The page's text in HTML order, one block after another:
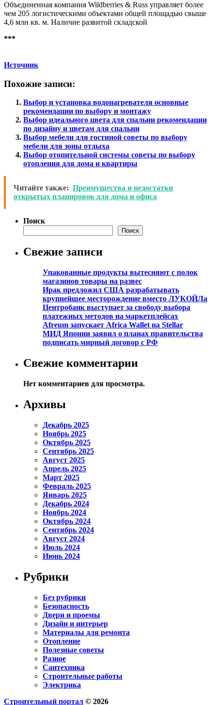
Объединенная компания Wildberries & Russ управляет более
чем 205 логистическими объектами общей площадью свыше
4,6 млн кв. м. Наличие развитой складской
***
Источник
Похожие записи:
Выбор и установка водонагревателя основные
рекомендации по выбору и монтажу
Выбор идеального цвета для спальни рекомендации
по дизайну и цветам для спальни
Выбор мебели для гостиной советы по выбору
мебели для зоны отдыха
Выбор отопительной системы советы по выбору
отопления для дома и квартиры
Читайте также: Преимущества и недостатки
открытых планировок для дома и офиса
Поиск
Поиск
Свежие записи
Упакованные продукты вытесняют с полок
магазинов товары на развес
Ирак предложил США разрабатывать
крупнейшее месторождение вместо ЛУКОЙЛа
Центробанк выступает за свободу выбора
платежных методов на маркетплейсах
Afreum запускает Africa Wallet на Stellar
МИД Японии заявил о планах правительства
подписать мирный договор с РФ
Свежие комментарии
Нет комментариев для просмотра.
Архивы
Декабрь 2025
Ноябрь 2025
Октябрь 2025
Сентябрь 2025
Август 2025
Апрель 2025
Март 2025
Февраль 2025
Январь 2025
Декабрь 2024
Ноябрь 2024
Октябрь 2024
Сентябрь 2024
Август 2024
Июль 2024
Июнь 2024
Рубрики
Без рубрики
Безопасность
Двери и проемы
Дизайн и интерьер
Материалы для ремонта
Отопление
Полезные советы
Разное
Сантехника
Строительные работы
Электрика
Строительный портал © 2026